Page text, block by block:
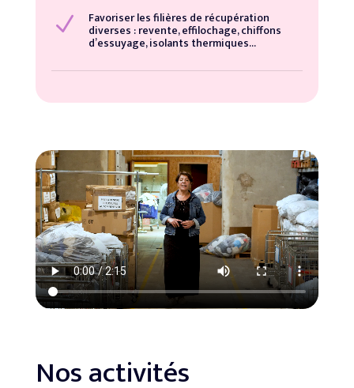
N Favoriser les filières de récupération
diverses : revente, effilochage, chiffons
d’essuyage, isolants thermiques…
Nos activités